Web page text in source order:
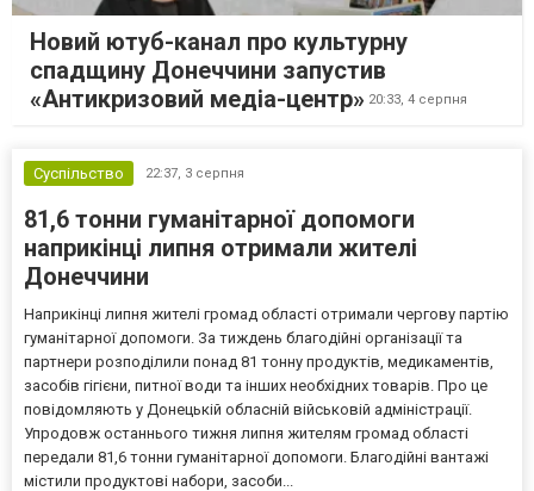
Новий ютуб-канал про культурну
спадщину Донеччини запустив
«Антикризовий медіа-центр» 20:33, 4 серпня
Суспільство 22:37, 3 серпня
81,6 тонни гуманітарної допомоги
наприкінці липня отримали жителі
Донеччини
Наприкінці липня жителі громад області отримали чергову партію
гуманітарної допомоги. За тиждень благодійні організації та
партнери розподілили понад 81 тонну продуктів, медикаментів,
засобів гігієни, питної води та інших необхідних товарів. Про це
повідомляють у Донецькій обласній військовій адміністрації.
Упродовж останнього тижня липня жителям громад області
передали 81,6 тонни гуманітарної допомоги. Благодійні вантажі
містили продуктові набори, засоби...